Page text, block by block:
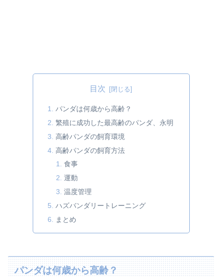
目次
パンダは何歳から高齢？
繁殖に成功した最高齢のパンダ、永明
高齢パンダの飼育環境
高齢パンダの飼育方法
食事
運動
温度管理
ハズバンダリートレーニング
まとめ
パンダは何歳から高齢？